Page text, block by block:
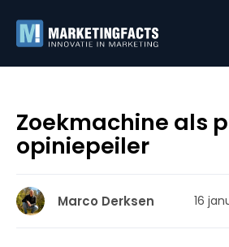
Zoekmachine als
opiniepeiler
Marco Derksen 16